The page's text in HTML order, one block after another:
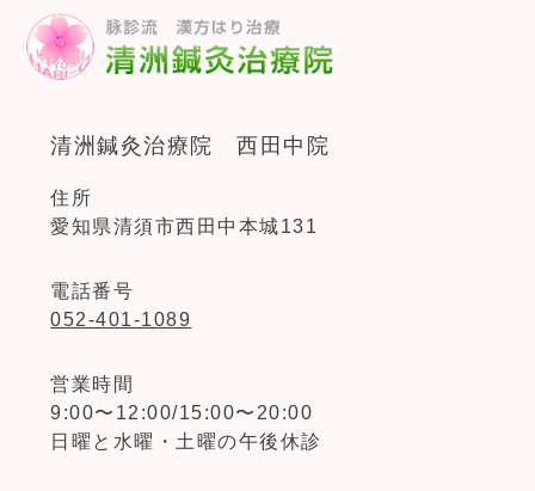
清洲鍼灸治療院 西田中院
住所
愛知県清須市西田中本城131
電話番号
052-401-1089
営業時間
9:00〜12:00/15:00〜20:00
日曜と水曜・土曜の午後休診